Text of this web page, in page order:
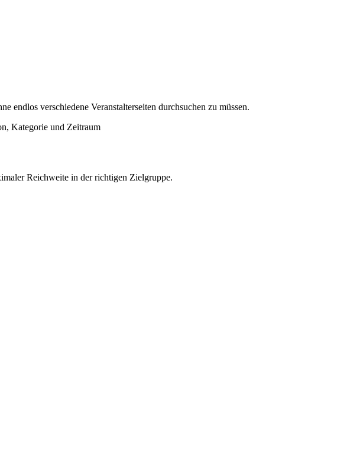
endlos verschiedene Veranstalterseiten durchsuchen zu müssen.
Kategorie und Zeitraum
Reichweite in der richtigen Zielgruppe.